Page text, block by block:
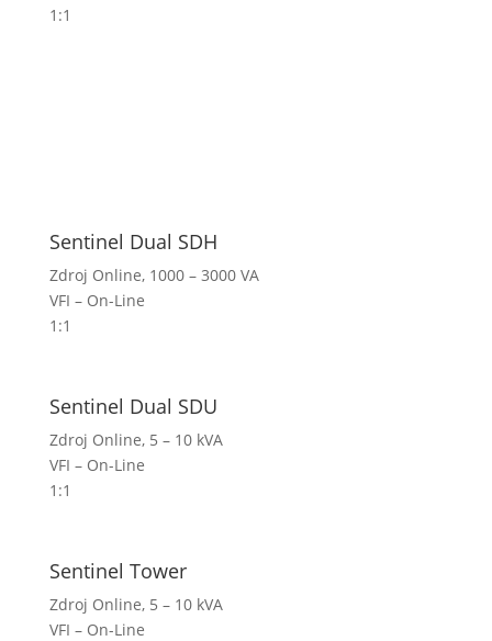
1:1
Sentinel Dual SDH
Zdroj Online, 1000 – 3000 VA
VFI – On-Line
1:1
Sentinel Dual SDU
Zdroj Online, 5 – 10 kVA
VFI – On-Line
1:1
Sentinel Tower
Zdroj Online, 5 – 10 kVA
VFI – On-Line